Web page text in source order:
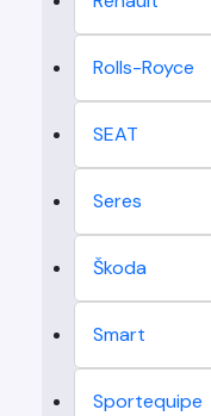
Rolls-Royce
SEAT
Seres
Škoda
Smart
Sportequipe